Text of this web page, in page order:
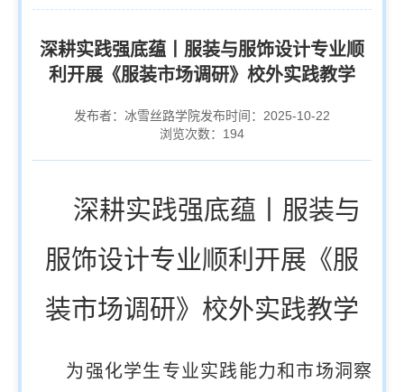
深耕实践强底蕴丨服装与服饰设计专业顺
利开展《服装市场调研》校外实践教学
发布者：冰雪丝路学院发布时间：2025-10-22
浏览次数： 194
深耕实践强底蕴丨 服装与
服饰设计专业顺利开展 《服
装市场调研》校外实践教学
为 强化学生专业实践能力和市场洞察